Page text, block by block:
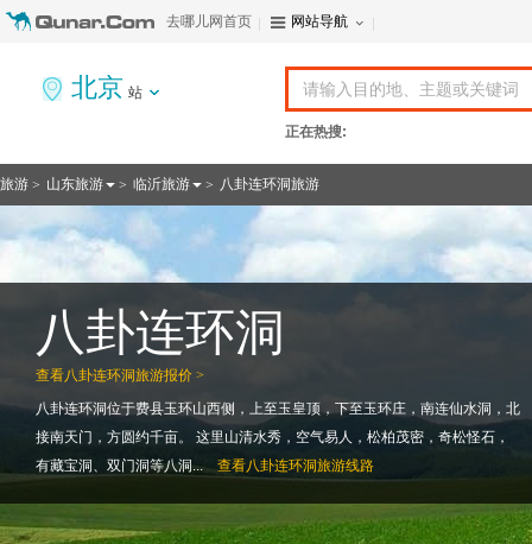
去哪儿网首页 网站导航
北京 站
正在热搜:
旅游 > 山东旅游 > 临沂旅游 > 八卦连环洞旅游
查看八卦连环洞旅游报价 >
八卦连环洞
八卦连环洞位于费县玉环山西侧，上至玉皇顶，下至玉环庄，南连仙水洞，北
接南天门，方圆约千亩。 这里山清水秀，空气易人，松柏茂密，奇松怪石，
有藏宝洞、双门洞等八洞...
查看八卦连环洞旅游线路